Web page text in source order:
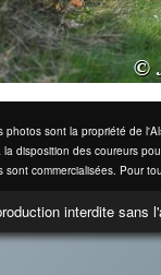
photos sont la propriété de
disposition des coureurs
sont commercialisées. Pour
interdite sans